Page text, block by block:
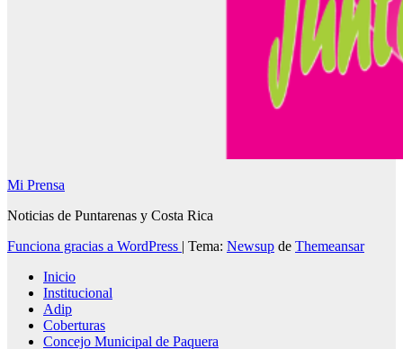
Mi Prensa
Noticias de Puntarenas y Costa Rica
Funciona gracias a WordPress | Tema: Newsup de Themeansar
Inicio
Institucional
Adip
Coberturas
Concejo Municipal de Paquera